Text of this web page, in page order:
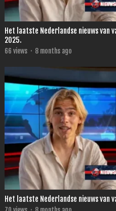
Het laatste Nederlandse nieuws van
2025.
66 views · 8 months ago
Het laatste Nederlandse nieuws van